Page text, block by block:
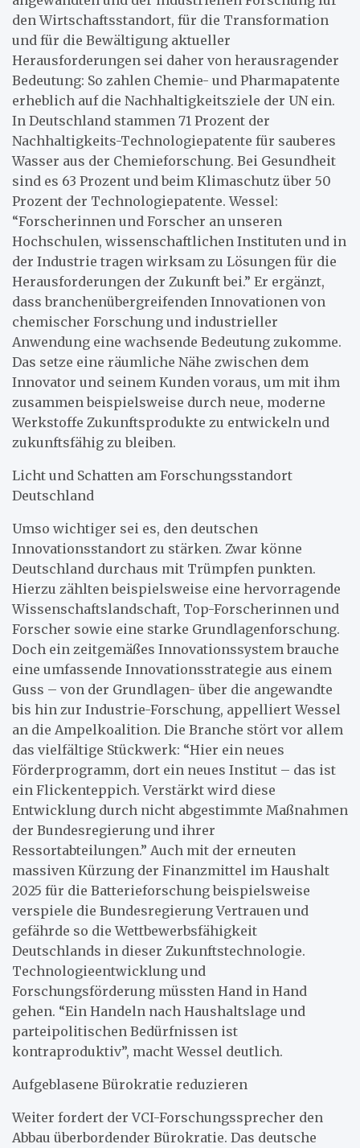
den Wirtschaftsstandort, für die Transformation
und für die Bewältigung aktueller
Herausforderungen sei daher von herausragender
Bedeutung: So zahlen Chemie- und Pharmapatente
erheblich auf die Nachhaltigkeitsziele der UN ein.
In Deutschland stammen 71 Prozent der
Nachhaltigkeits-Technologiepatente für sauberes
Wasser aus der Chemieforschung. Bei Gesundheit
sind es 63 Prozent und beim Klimaschutz über 50
Prozent der Technologiepatente. Wessel:
“Forscherinnen und Forscher an unseren
Hochschulen, wissenschaftlichen Instituten und in
der Industrie tragen wirksam zu Lösungen für die
Herausforderungen der Zukunft bei.” Er ergänzt,
dass branchenübergreifenden Innovationen von
chemischer Forschung und industrieller
Anwendung eine wachsende Bedeutung zukomme.
Das setze eine räumliche Nähe zwischen dem
Innovator und seinem Kunden voraus, um mit ihm
zusammen beispielsweise durch neue, moderne
Werkstoffe Zukunftsprodukte zu entwickeln und
zukunftsfähig zu bleiben.
Licht und Schatten am Forschungsstandort
Deutschland
Umso wichtiger sei es, den deutschen
Innovationsstandort zu stärken. Zwar könne
Deutschland durchaus mit Trümpfen punkten.
Hierzu zählten beispielsweise eine hervorragende
Wissenschaftslandschaft, Top-Forscherinnen und
Forscher sowie eine starke Grundlagenforschung.
Doch ein zeitgemäßes Innovationssystem brauche
eine umfassende Innovationsstrategie aus einem
Guss – von der Grundlagen- über die angewandte
bis hin zur Industrie-Forschung, appelliert Wessel
an die Ampelkoalition. Die Branche stört vor allem
das vielfältige Stückwerk: “Hier ein neues
Förderprogramm, dort ein neues Institut – das ist
ein Flickenteppich. Verstärkt wird diese
Entwicklung durch nicht abgestimmte Maßnahmen
der Bundesregierung und ihrer
Ressortabteilungen.” Auch mit der erneuten
massiven Kürzung der Finanzmittel im Haushalt
2025 für die Batterieforschung beispielsweise
verspiele die Bundesregierung Vertrauen und
gefährde so die Wettbewerbsfähigkeit
Deutschlands in dieser Zukunftstechnologie.
Technologieentwicklung und
Forschungsförderung müssten Hand in Hand
gehen. “Ein Handeln nach Haushaltslage und
parteipolitischen Bedürfnissen ist
kontraproduktiv”, macht Wessel deutlich.
Aufgeblasene Bürokratie reduzieren
Weiter fordert der VCI-Forschungssprecher den
Abbau überbordender Bürokratie. Das deutsche